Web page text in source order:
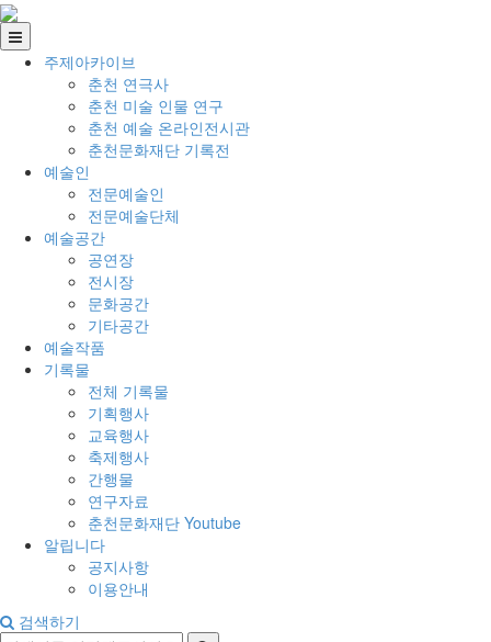
주제아카이브
춘천 연극사
춘천 미술 인물 연구
춘천 예술 온라인전시관
춘천문화재단 기록전
예술인
전문예술인
전문예술단체
예술공간
공연장
전시장
문화공간
기타공간
예술작품
기록물
전체 기록물
기획행사
교육행사
축제행사
간행물
연구자료
춘천문화재단 Youtube
알립니다
공지사항
이용안내
검색하기